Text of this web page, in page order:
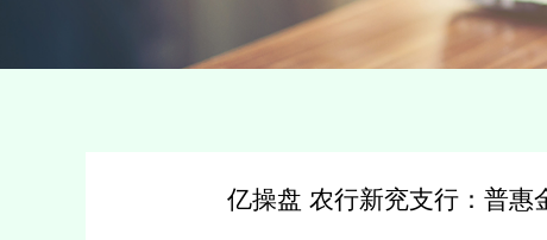
亿操盘 农行新兖支行：普惠